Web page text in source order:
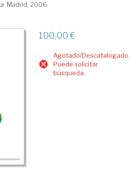
Madrid, 2006
100,00 €
Agotado/Descatalogado.
Puede solicitar
búsqueda.